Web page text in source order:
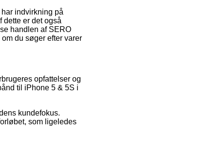
indvirkning på
dette er det også
handlen af SERO
du søger efter varer
opfattelser og
til iPhone 5 & 5S i
kundefokus.
som ligeledes